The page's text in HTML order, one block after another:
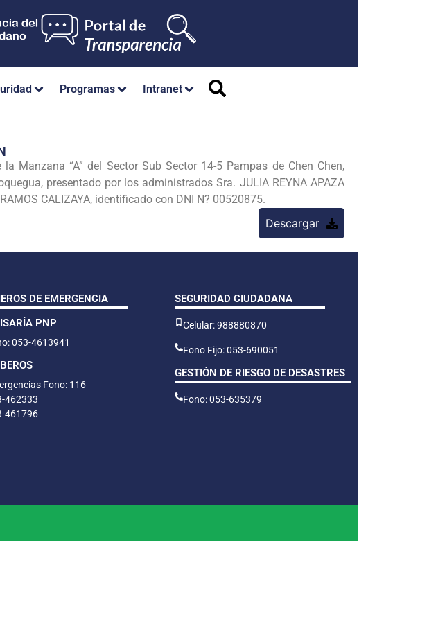
Programas Intranet
Manzana “A” del Sector Sub Sector 14-5 Pampas de Chen Chen,
presentado por los administrados Sra. JULIA REYNA APAZA
CALIZAYA, identificado con DNI N? 00520875.
Descargar
DE EMERGENCIA
PNP
053-4613941
Fono: 116
462333
461796
SEGURIDAD CIUDADANA
Celular: 988880870
Fono Fijo: 053-690051
GESTIÓN DE RIESGO DE DESASTRES
Fono: 053-635379